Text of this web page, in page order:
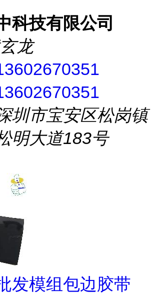
科技有限公司
龙
圳市宝安区松岗镇
明大道183号
发模组包边胶带